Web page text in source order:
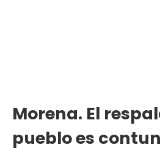
Morena. El
pueblo es